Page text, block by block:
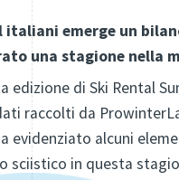
emerge un
una stagione nella
edizione di Ski Rental
raccolti da
alcuni
sciistico in questa